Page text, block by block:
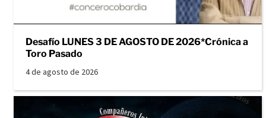
Desafío LUNES 3 DE AGOSTO DE 2026*Crónica a
Toro Pasado
4 de agosto de 2026